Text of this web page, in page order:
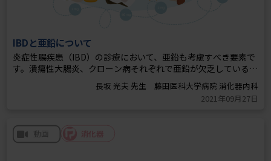
IBDと亜鉛について
長坂 光夫 先生 藤田医科大学病院 消化器内科
炎症性腸疾患（IBD）の診療において、亜鉛も考慮すべき要素で
す。潰瘍性大腸炎、クローン病それぞれで亜鉛が欠乏している可
能性があります。そのメカニズムや亜鉛欠乏症状とIBDの症状に
ついて解説しています。
2021年09月27日
動画